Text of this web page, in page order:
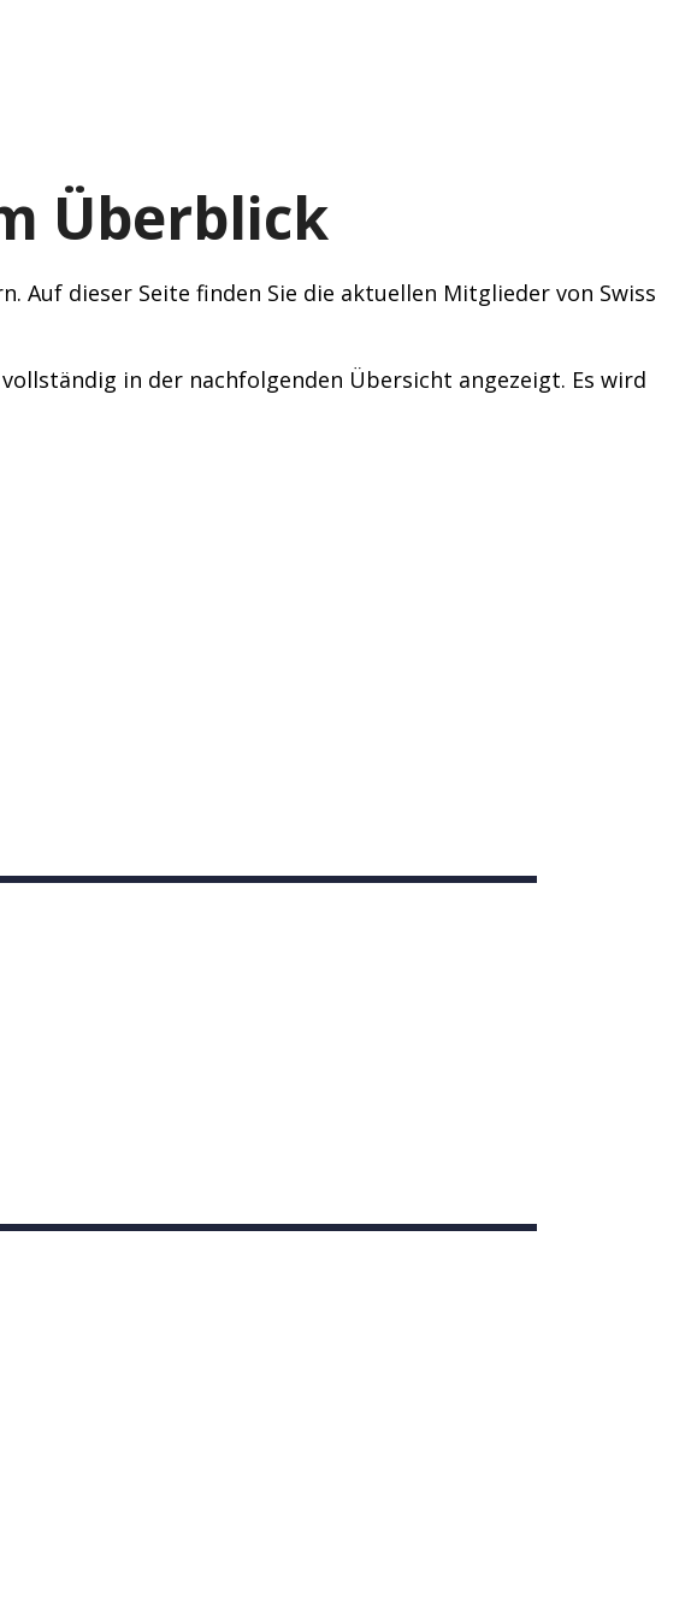
Überblick
Auf dieser Seite finden Sie die aktuellen Mitglieder von Swiss
in der nachfolgenden Übersicht angezeigt. Es wird